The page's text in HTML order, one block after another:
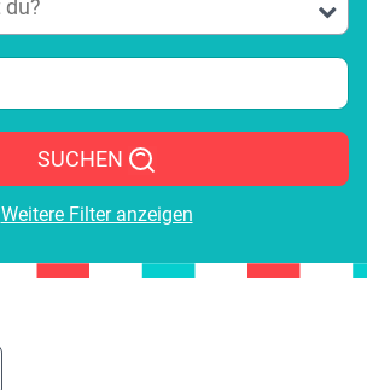
SUCHEN
Weitere Filter anzeigen